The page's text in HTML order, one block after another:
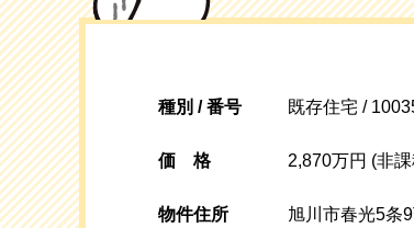
種別 / 番号 既存住宅 /
価格 2,870万円 (非
物件住所 旭川市春光5条